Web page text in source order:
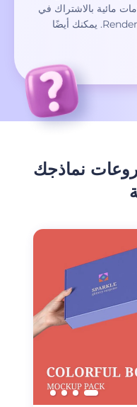
مائية بالاشتراك في
من Renderforest. يمكنك أيضًا
نماذجك